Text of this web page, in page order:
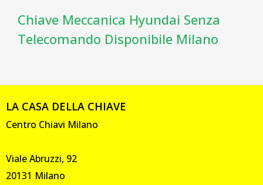
Chiave Meccanica Hyundai Senza
Telecomando Disponibile Milano
LA CASA DELLA CHIAVE
Centro Chiavi Milano
Viale Abruzzi, 92
20131 Milano